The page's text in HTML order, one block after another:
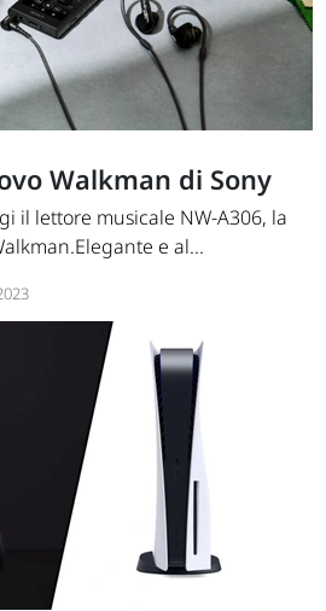
Walkman di Sony
il lettore musicale NW-A306, la
e al...